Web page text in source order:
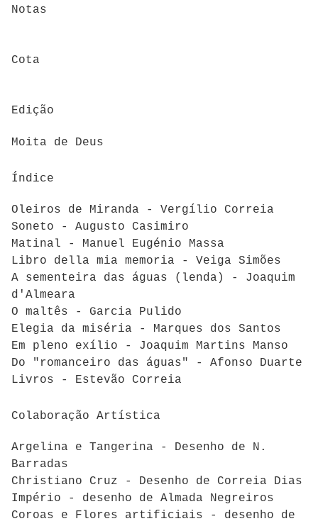
Notas
Cota
Edição
Moita de Deus
Índice
Oleiros de Miranda - Vergílio Correia
Soneto - Augusto Casimiro
Matinal - Manuel Eugénio Massa
Libro della mia memoria - Veiga Simões
A sementeira das águas (lenda) - Joaquim
d'Almeara
O maltês - Garcia Pulido
Elegia da miséria - Marques dos Santos
Em pleno exílio - Joaquim Martins Manso
Do "romanceiro das águas" - Afonso Duarte
Livros - Estevão Correia
Colaboração Artística
Argelina e Tangerina - Desenho de N.
Barradas
Christiano Cruz - Desenho de Correia Dias
Império - desenho de Almada Negreiros
Coroas e Flores artificiais - desenho de